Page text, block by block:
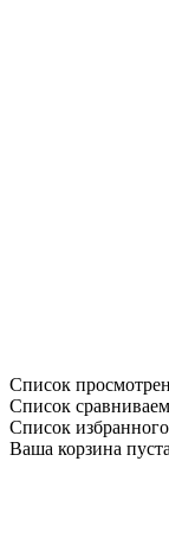
Список
Список
Список
Ваша корзина пуста